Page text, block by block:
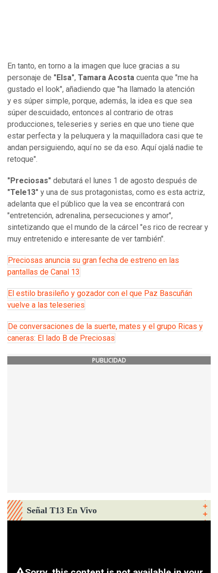
En tanto, en torno a la imagen que luce gracias a su
personaje de "Elsa", Tamara Acosta cuenta que "me ha
gustado el look", añadiendo que "ha llamado la atención
y es súper simple, porque, además, la idea es que sea
súper descuidado, entonces al contrario de otras
producciones, teleseries y series en que uno tiene que
estar perfecta y la peluquera y la maquilladora casi que te
andan persiguiendo, aquí no se da eso. Aquí ojalá nadie te
retoque".
"Preciosas" debutará el lunes 1 de agosto después de
"Tele13" y una de sus protagonistas, como es esta actriz,
adelanta que el público que la vea se encontrará con
"entretención, adrenalina, persecuciones y amor",
sintetizando que el mundo de la cárcel "es rico de recrear y
muy entretenido e interesante de ver también".
Preciosas anuncia su gran fecha de estreno en las
pantallas de Canal 13
El estilo brasileño y gozador con el que Paz Bascuñán
vuelve a las teleseries
De conversaciones de la suerte, mates y el grupo Ricas y
caneras: El lado B de Preciosas
PUBLICIDAD
Señal T13 En Vivo